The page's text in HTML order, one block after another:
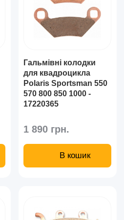
Гальмівні колодки
для квадроцикла
Polaris Sportsman 550
570 800 850 1000 -
17220365
1 890 грн.
В кошик